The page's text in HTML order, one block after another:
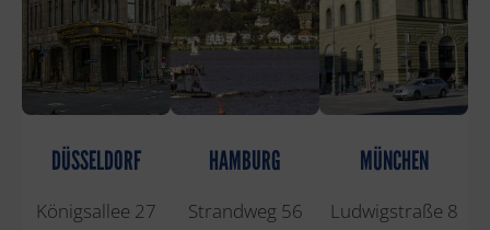
DÜSSELDORF
Königsallee 27
HAMBURG
Strandweg 56
MÜNCHEN
Ludwigstraße 8